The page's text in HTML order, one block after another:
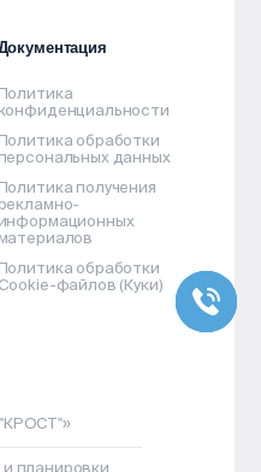
Политика
конфиденциальности
Политика обработки
персональных данных
Политика получения
рекламно-
информационных
материалов
Политика обработки
Cookie-файлов (Куки)